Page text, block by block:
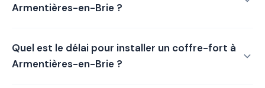
Armentières-en-Brie ?
protéger. Pour des valeurs jusqu'à environ 8 000 €, un
coffre de Classe 0 suffit, tandis que les Classes I, II et III
Quel est le délai pour installer un coffre-fort à
Armentières-en-Brie ?